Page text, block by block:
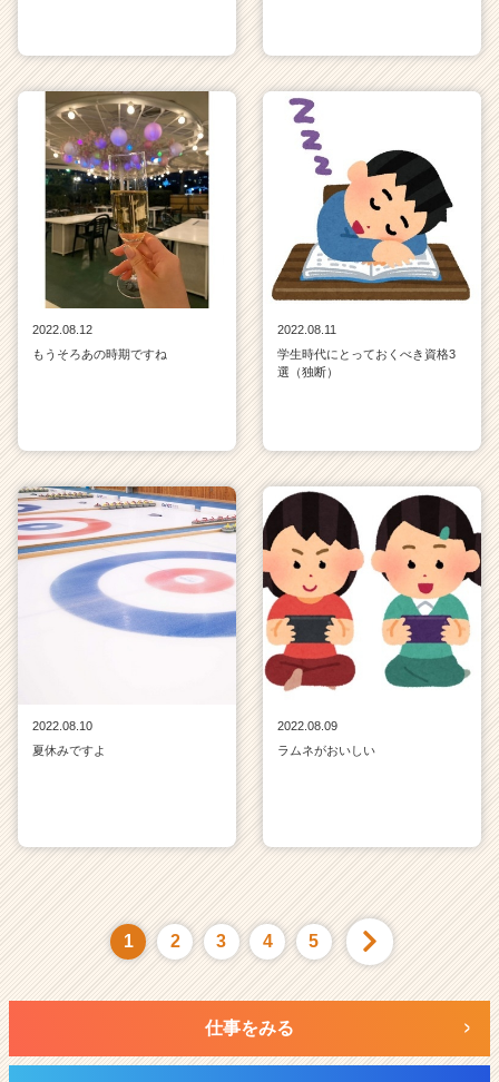
2022.08.12
もうそろあの時期ですね
2022.08.11
学生時代にとっておくべき資格3
選（独断）
2022.08.10
夏休みですよ
2022.08.09
ラムネがおいしい
1 2 3 4 5
仕事をみる